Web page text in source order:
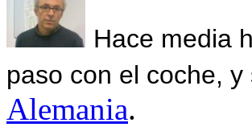
Hace media
paso con el coche,
Alemania.